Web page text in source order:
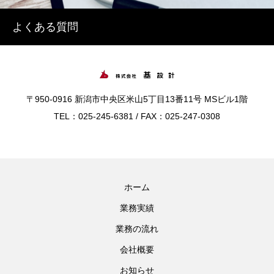
よくある質問
〒950-0916 新潟市中央区米山5丁目13番11号 MSビル1階
TEL：025-245-6381 / FAX：025-247-0308
ホーム
業務実績
業務の流れ
会社概要
お知らせ